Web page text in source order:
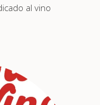
al vino